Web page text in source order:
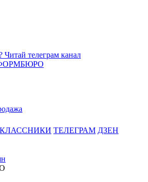
Читай телеграм канал
ТЕЛЕГРАМ ДЗЕН